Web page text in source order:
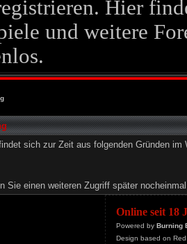
Hier
und weitere
sich zur Zeit aus folgenden Gründen im
Sie einen weiteren Zugriff später
Online seit 18
Powered by Burning
Design based on